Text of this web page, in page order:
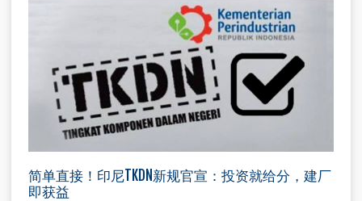
简单直接！印尼TKDN新规官宣：投资就给分，建厂
即获益